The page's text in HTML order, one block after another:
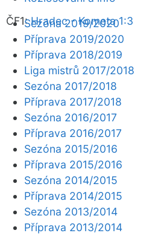
ČF1:Hradec - Kometa 1:3
Sezóna 2019/2020
Příprava 2019/2020
Příprava 2018/2019
Liga mistrů 2017/2018
Sezóna 2017/2018
Příprava 2017/2018
Sezóna 2016/2017
Příprava 2016/2017
Sezóna 2015/2016
Příprava 2015/2016
Sezóna 2014/2015
Příprava 2014/2015
Sezóna 2013/2014
Příprava 2013/2014